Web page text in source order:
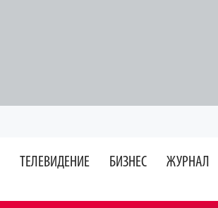
ТЕЛЕВИДЕНИЕ БИЗНЕС ЖУРНАЛ